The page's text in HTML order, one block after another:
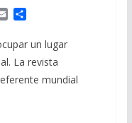
E
a
i
l
C
m
p
a
r
un lugar
La revista
mundial